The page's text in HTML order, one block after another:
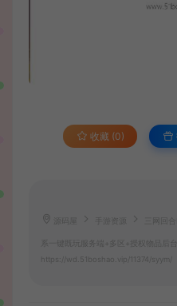
收藏 (0)
手游资源 三网回
系一键既玩服务端+多区+授权物品后
https://wd.51boshao.vip/11374/syym/